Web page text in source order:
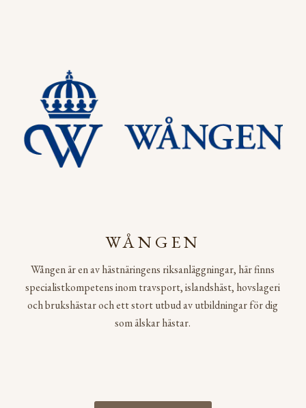
WÅNGEN
Wången är en av hästnäringens riksanläggningar, här finns
specialistkompetens inom travsport, islandshäst, hovslageri
och brukshästar och ett stort utbud av utbildningar för dig
som älskar hästar.